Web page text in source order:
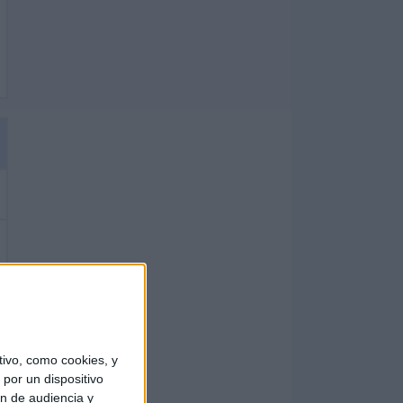
como cookies, y
un dispositivo
de audiencia y